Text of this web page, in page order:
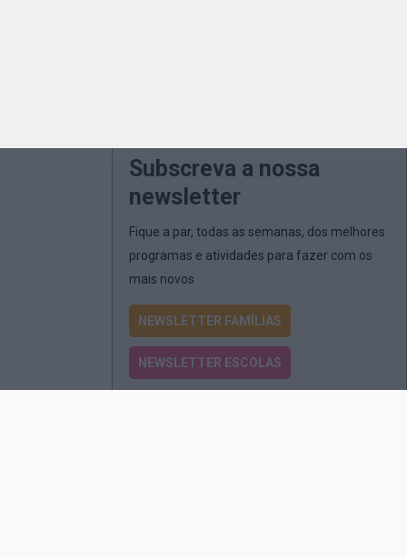
Subscreva a nossa
newsletter
Fique a par, todas as semanas, dos melhores
programas e atividades para fazer com os
mais novos
NEWSLETTER FAMÍLIAS
NEWSLETTER ESCOLAS